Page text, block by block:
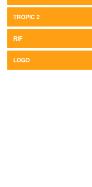
TROPIC 2
RIF
LOGO